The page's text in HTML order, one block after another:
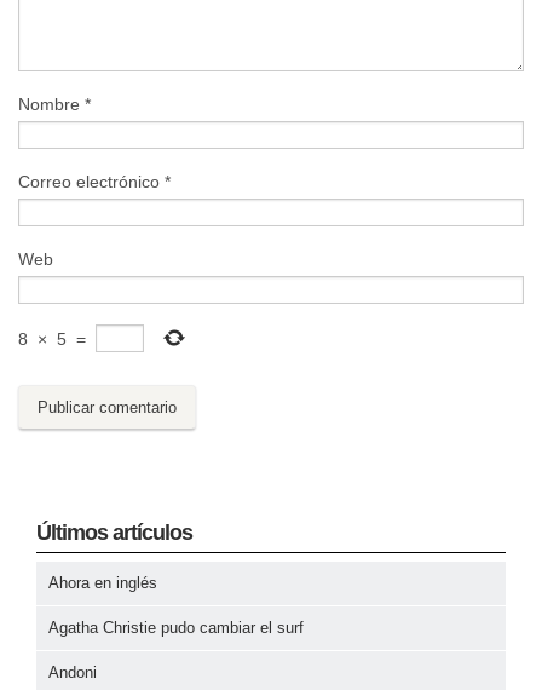
Nombre *
Correo electrónico *
Web
8 × 5 =
Últimos artículos
Ahora en inglés
Agatha Christie pudo cambiar el surf
Andoni